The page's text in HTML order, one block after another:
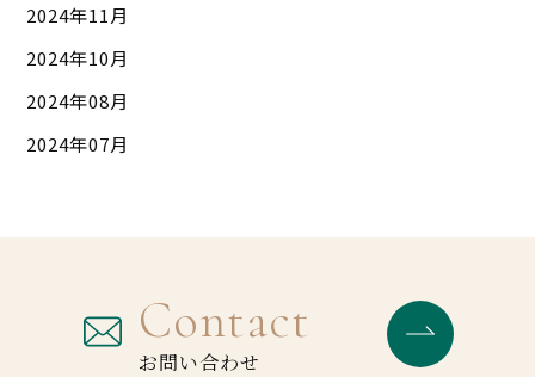
2024年11月
2024年10月
2024年08月
2024年07月
Contact
お問い合わせ